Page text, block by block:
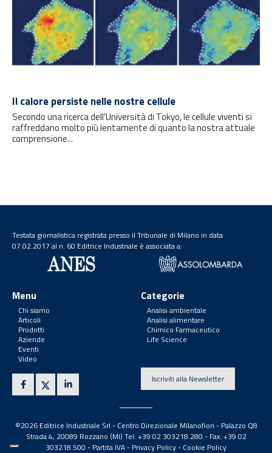
Il calore persiste nelle nostre cellule
Secondo una ricerca dell'Università di Tokyo, le cellule viventi si
raffreddano molto più lentamente di quanto la nostra attuale
comprensione...
Testata giornalistica registrata presso il Tribunale di Milano in data
07.02.2017 al n. 60 Editrice Industriale è associata a:
Menu
Chi siamo
Articoli
Prodotti
Aziende
Eventi
Video
Categorie
Analisi ambientale
Analisi alimentare
Chimico Farmaceutico
Life Science
Iscriviti alla Newsletter
©2026 Editrice Industriale Srl - Centro Direzionale Milanofiori - Palazzo Q8
Strada 4, 20089 Rozzano (MI) Tel: +39 02 303218.280 - Fax: +39 02
303218.500 - Partita IVA- Privacy Policy- Cookie Policy